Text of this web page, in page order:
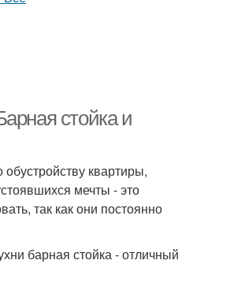
стойка и
квартиры,
мечты - это
так как они постоянно
барная стойка - отличный